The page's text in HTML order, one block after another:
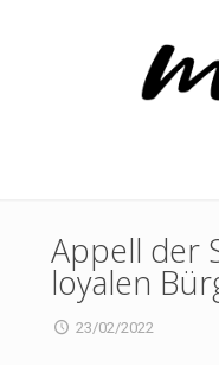
Appell der
loyalen
23/02/2022